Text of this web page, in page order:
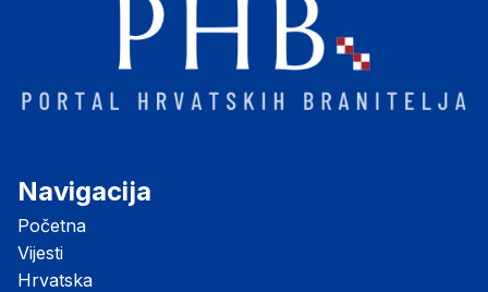
Navigacija
Početna
Vijesti
Hrvatska